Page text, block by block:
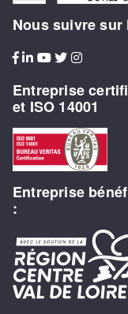
Nous suivre sur
Entreprise
et ISO 14001
Entreprise
: